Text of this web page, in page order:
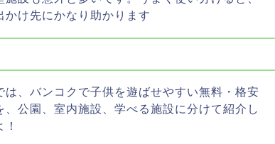
かけ先にかなり助かります
は、バンコクで子供を遊ばせやすい無料・格安
、公園、室内施設、学べる施設に分けて紹介し